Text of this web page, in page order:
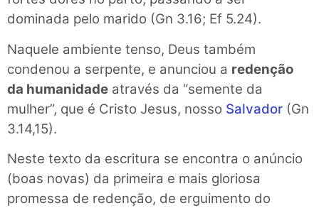
dominada pelo marido (Gn 3.16; Ef 5.24).
Naquele ambiente tenso, Deus também
condenou a serpente, e anunciou a redenção
da humanidade através da “semente da
mulher”, que é Cristo Jesus, nosso Salvador (Gn
3.14,15).
Neste texto da escritura se encontra o anúncio
(boas novas) da primeira e mais gloriosa
promessa de redenção, de erguimento do